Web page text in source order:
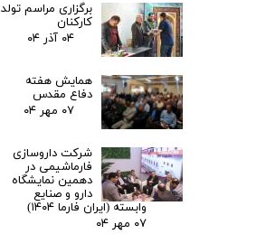
برگزاری مراسم تولد
کارکنان
۰۴ آذر ۰۴
همایش هفته
دفاع مقدس
۰۷ مهر ۰۴
شرکت داروسازی
فارماشیمی در
دهمین نمایشگاه
دارو و صنایع
وابسته (ایران فارما ۱۴۰۴)
۰۷ مهر ۰۴